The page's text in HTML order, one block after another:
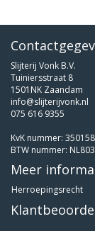
Slijterij Vonk B.V.
Tuiniersstraat 8
1501NK Zaandam
info@slijterijvonk.nl
075 616 9355
KvK nummer:
BTW nummer:
Meer
Herroepingsrecht